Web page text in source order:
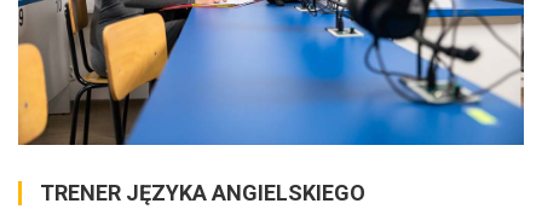
TRENER JĘZYKA ANGIELSKIEGO